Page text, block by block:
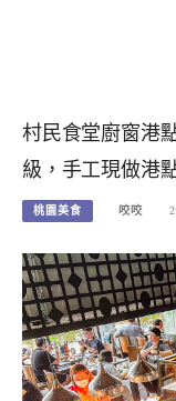
村民食堂廚窗港
級，手工現做港
桃園美食 咬咬